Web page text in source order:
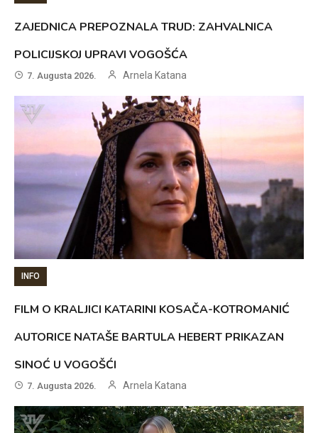
ZAJEDNICA PREPOZNALA TRUD: ZAHVALNICA
POLICIJSKOJ UPRAVI VOGOŠĆA
7. Augusta 2026. Arnela Katana
INFO
FILM O KRALJICI KATARINI KOSAČA-KOTROMANIĆ
AUTORICE NATAŠE BARTULA HEBERT PRIKAZAN
SINOĆ U VOGOŠĆI
7. Augusta 2026. Arnela Katana